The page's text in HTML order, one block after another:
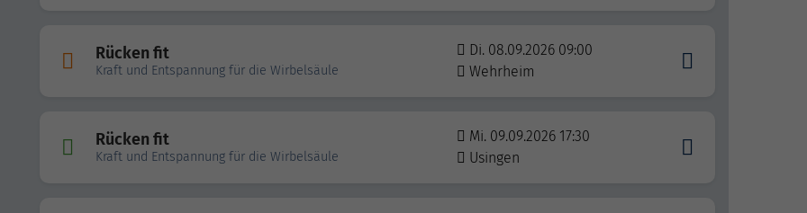
Rücken fit
Kraft und Entspannung für die Wirbelsäule
Di. 08.09.2026 09:00
Wehrheim
Rücken fit
Kraft und Entspannung für die Wirbelsäule
Mi. 09.09.2026 17:30
Usingen